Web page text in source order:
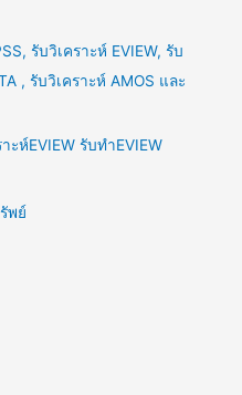
รับวิเคราะห์ EVIEW, รับ
, รับวิเคราะห์ AMOS และ
ะห์EVIEW รับทำEVIEW
พย์